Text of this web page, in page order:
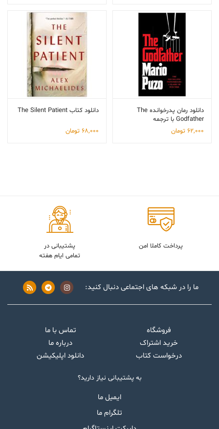
دانلود رمان پدرخوانده The
Godfather با ترجمه
62,000 تومان
دانلود کتاب The Silent Patient
68,000 تومان
پرداخت کاملا امن
پشتیبانی در
تمامی ایام هفته
ما را در شبکه های اجتماعی دنبال کنید:
فروشگاه
خرید اشتراک
درخواست کتاب
تماس با ما
درباره ما
دانلود اپلیکیشن
به پشتیبانی نیاز دارید؟
ایمیل ما
تلگرام ما